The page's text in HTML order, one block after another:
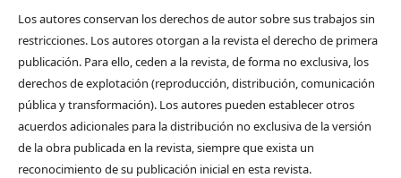
Los autores conservan los derechos de autor sobre sus trabajos sin
restricciones. Los autores otorgan a la revista el derecho de primera
publicación. Para ello, ceden a la revista, de forma no exclusiva, los
derechos de explotación (reproducción, distribución, comunicación
pública y transformación). Los autores pueden establecer otros
acuerdos adicionales para la distribución no exclusiva de la versión
de la obra publicada en la revista, siempre que exista un
reconocimiento de su publicación inicial en esta revista.